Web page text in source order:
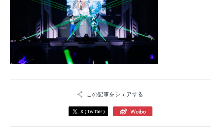
この記事をシェアする